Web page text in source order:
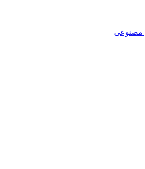
مصنوعی